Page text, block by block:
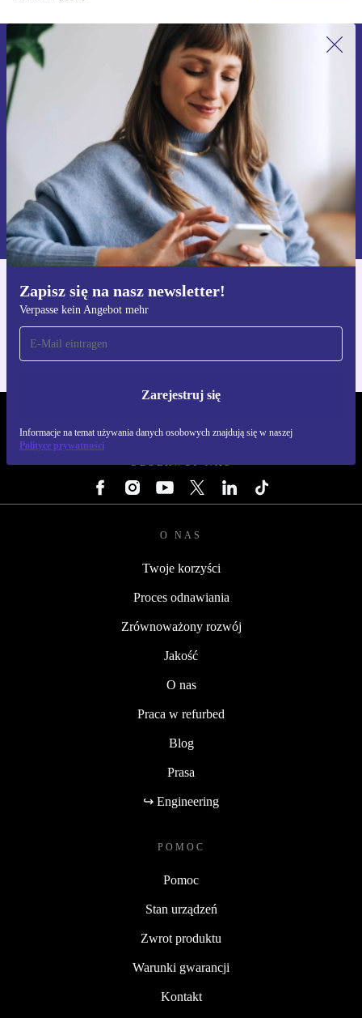
Zapisz się na nasz newsletter!
Verpasse kein Angebot mehr
Zarejestruj się
Informacje na temat używania danych osobowych znajdują się w naszej
Polityce prywatności
Zapisz się na nasz newsletter!
Nie przegap żadnej oferty.
Zarejestruj się
Informacje na temat używania danych osobowych znajdują się w
naszej
Polityce prywatności
Pobierz aplikację refurbed
Dla iOS i Android
OBSERWUJ NAS
O NAS
Twoje korzyści
Proces odnawiania
Zrównoważony rozwój
Jakość
O nas
Praca w refurbed
Blog
Prasa
↪ Engineering
POMOC
Pomoc
Stan urządzeń
Zwrot produktu
Warunki gwarancji
Kontakt